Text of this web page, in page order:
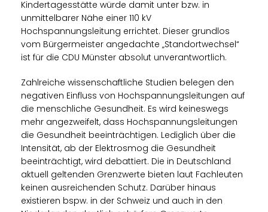
Kindertagesstätte würde damit unter bzw. in
unmittelbarer Nähe einer 110 kV
Hochspannungsleitung errichtet. Dieser grundlos
vom Bürgermeister angedachte „Standortwechsel“
ist für die CDU Münster absolut unverantwortlich.
Zahlreiche wissenschaftliche Studien belegen den
negativen Einfluss von Hochspannungsleitungen auf
die menschliche Gesundheit. Es wird keineswegs
mehr angezweifelt, dass Hochspannungsleitungen
die Gesundheit beeinträchtigen. Lediglich über die
Intensität, ab der Elektrosmog die Gesundheit
beeinträchtigt, wird debattiert. Die in Deutschland
aktuell geltenden Grenzwerte bieten laut Fachleuten
keinen ausreichenden Schutz. Darüber hinaus
existieren bspw. in der Schweiz und auch in den